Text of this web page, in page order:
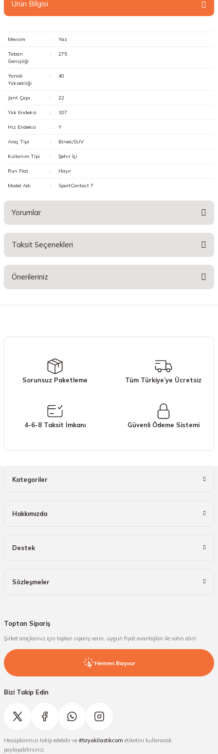
Ürün Bilgisi
Mevsim : Yaz
Taban
Genişliği
: 275
Yanak
Yüksekliği
: 40
Jant Çapı : 22
Yük Endeksi : 107
Hız Endeksi : Y
Araç Tipi : Binek/SUV
Kullanım Tipi : Şehir İçi
Run Flat : Hayır
Model Adı : SportContact 7
Yorumlar
Taksit Seçenekleri
Önerileriniz
Ürün açıklamasında eksik bilgiler bulunuyor.
Ürün bilgilerinde hatalar bulunuyor.
Bu ürüne benzer farklı alternatifler olmalı.
Sorunsuz Paketleme Tüm Türkiye’ye Ücretsiz
4-6-8 Taksit İmkanı Güvenli Ödeme Sistemi
Kategoriler
Hakkımızda
Destek
Sözleşmeler
Toptan Sipariş
Şirket araçlarınız için toptan sipariş verin, uygun fiyat avantajları ile satın alın!
Hemen Başvur
Bizi Takip Edin
Hesaplarımızı takip edebilir ve #tiryakilastikcom etiketini kullanarak
paylaşabilirsiniz.